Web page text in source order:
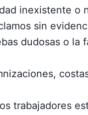
inexistente o
sin
dudosas o la
trabajadores